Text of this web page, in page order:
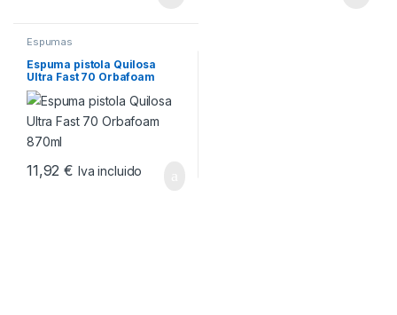
Espumas
Espuma pistola Quilosa
Ultra Fast 70 Orbafoam
870ml
11,92€ Iva incluido